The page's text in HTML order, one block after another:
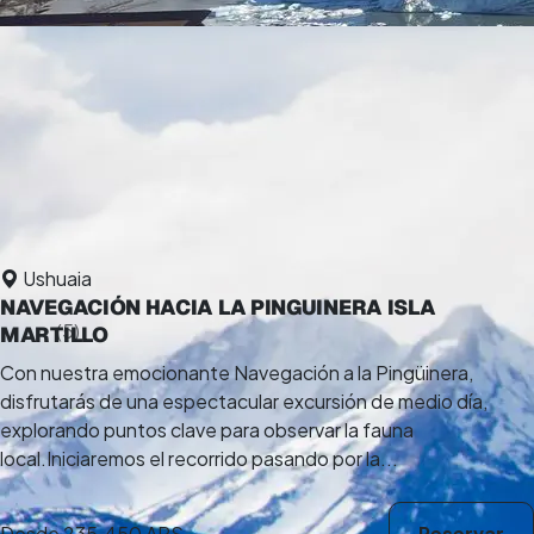
5,0(5)
Ushuaia
NAVEGACIÓN HACIA LA PINGUINERA ISLA
MARTILLO
Con nuestra emocionante Navegación a la Pingüinera,
disfrutarás de una espectacular excursión de medio día,
explorando puntos clave para observar la fauna
local.Iniciaremos el recorrido pasando por la...